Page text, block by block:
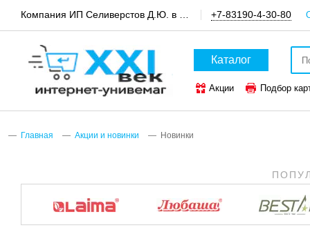
+7-83190-4-30-80
Каталог
Акции
Подбор
Главная Акции и новинки Новинки